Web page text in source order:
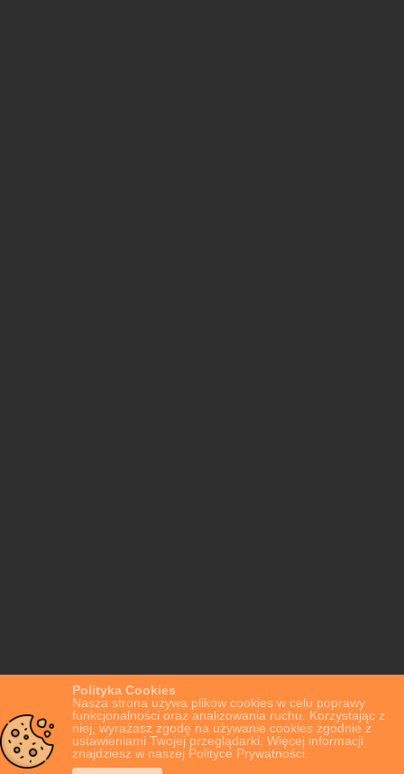
Polityka Cookies
Nasza strona używa plików cookies w celu poprawy
funkcjonalności oraz analizowania ruchu. Korzystając z
niej, wyrażasz zgodę na używanie cookies zgodnie z
ustawieniami Twojej przeglądarki. Więcej informacji
znajdziesz w naszej Polityce Prywatności.